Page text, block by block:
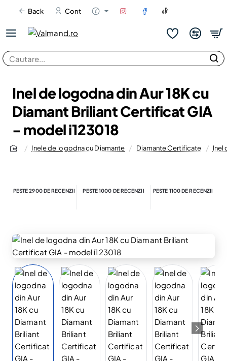
Back Cont
Cautare...
Inel de logodna din Aur 18K cu
Diamant Briliant Certificat GIA
- model i123018
Inele de logodna cu Diamante Diamante Certificate Inel
PESTE 2900 DE RECENZII PESTE 1000 DE RECENZII PESTE 1100 DE RECENZII